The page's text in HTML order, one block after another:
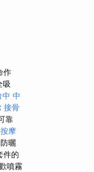
作
吸
中 中
接骨
靠
按摩
曬
件的
噴霧